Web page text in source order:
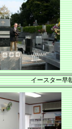
イースター早